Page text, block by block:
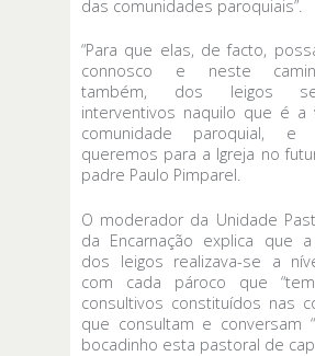
das comunidades paroquiais”.
“Para que elas, de facto,
connosco e neste
também, dos leigos
interventivos naquilo que é a
comunidade paroquial, e
queremos para a Igreja no
padre Paulo Pimparel.
O moderador da Unidade
da Encarnação explica que
dos leigos realizava-se a
com cada pároco que
consultivos constituídos nas
que consultam e conversam
bocadinho esta pastoral de